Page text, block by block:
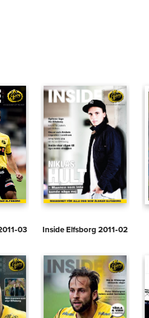
Inside Elfsborg 2011‑02